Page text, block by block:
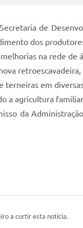
de
dos
na rede
terneiras em
a agricultura
da
a curtir esta notícia.